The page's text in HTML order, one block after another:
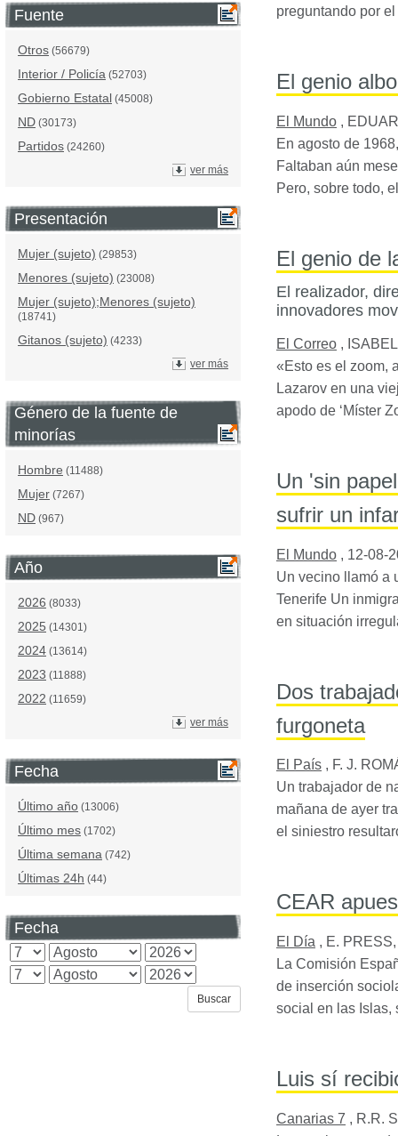
Fuente
Otros (56679)
Interior / Policía (52703)
Gobierno Estatal (45008)
ND (30173)
Partidos (24260)
ver más
Presentación
Mujer (sujeto) (29853)
Menores (sujeto) (23008)
Mujer (sujeto);Menores (sujeto)
(18741)
Gitanos (sujeto) (4233)
ver más
Género de la fuente de
minorías
Hombre (11488)
Mujer (7267)
ND (967)
Año
2026 (8033)
2025 (14301)
2024 (13614)
2023 (11888)
2022 (11659)
ver más
Fecha
Último año (13006)
Último mes (1702)
Última semana (742)
Últimas 24h (44)
Fecha
preguntando por
El genio
El Mundo ,
En agosto de
Faltaban aún
Pero, sobre todo,
El genio de
El realizador,
innovadores
El Correo ,
«Esto es el zoom,
Lazarov en una
apodo de ‘Míster
Un 'sin
sufrir un
El Mundo , 12-08-
Un vecino llamó a
Tenerife Un
en situación
Dos
furgoneta
El País , F. J.
Un trabajador de
mañana de ayer
el siniestro
CEAR
El Día , E.
La Comisión
de inserción
social en las Islas,
Luis sí
Canarias 7 , R.R.